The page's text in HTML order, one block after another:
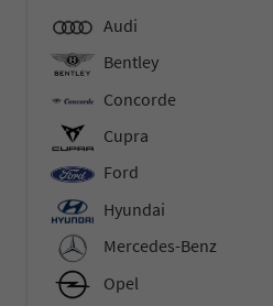
Audi
Bentley
Concorde
Cupra
Ford
Hyundai
Mercedes-Benz
Opel